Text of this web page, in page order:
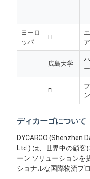
ヨーロ
ッパ
EE
ア
広島大学
ー
FI
ディカーゴについて
DYCARGO (Shenzhen
Ltd.) は、世界中の顧客
ーン ソリューションを
ショナルな国際物流プ